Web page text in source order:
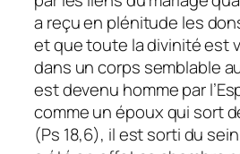
a reçu en plénitude les
et que toute la divinité est
dans un corps semblable
est devenu homme par
comme un époux qui sort
(Ps 18,6), il est sorti du